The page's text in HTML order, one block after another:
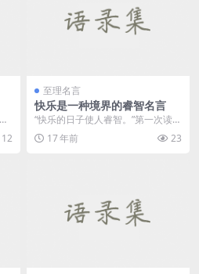
12
至理名言
快乐是一种境界的睿智名言
“快乐的日子使人睿智。”第一次读到
英国桂冠诗人梅斯菲尔德...
17 年前 23